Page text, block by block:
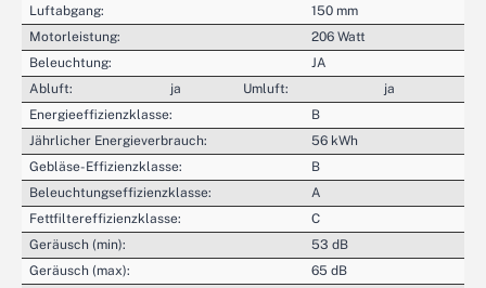
Luftabgang:
150 mm
Motorleistung:
206 Watt
Beleuchtung:
JA
Abluft:
ja Umluft:
ja
Energieeffizienzklasse:
B
Jährlicher Energieverbrauch:
56 kWh
Gebläse-Effizienzklasse:
B
Beleuchtungseffizienzklasse:
A
Fettfiltereffizienzklasse:
C
Geräusch (min):
53 dB
Geräusch (max):
65 dB